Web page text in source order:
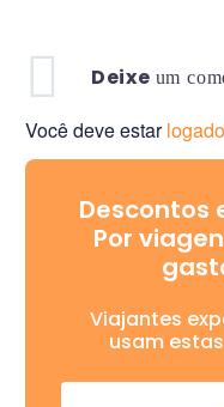
Deixe um
Você deve estarlogado
Descontos
Por
Viajantes
usam